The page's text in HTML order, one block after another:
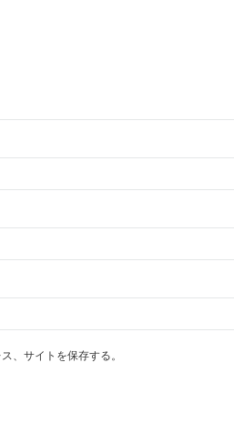
、サイトを保存する。